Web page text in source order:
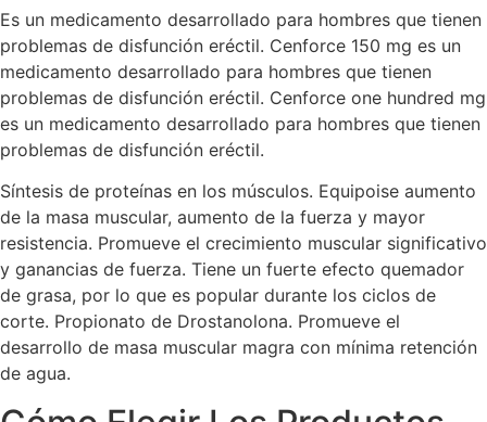
Es un medicamento desarrollado para hombres que tienen
problemas de disfunción eréctil. Cenforce 150 mg es un
medicamento desarrollado para hombres que tienen
problemas de disfunción eréctil. Cenforce one hundred mg
es un medicamento desarrollado para hombres que tienen
problemas de disfunción eréctil.
Síntesis de proteínas en los músculos. Equipoise aumento
de la masa muscular, aumento de la fuerza y mayor
resistencia. Promueve el crecimiento muscular significativo
y ganancias de fuerza. Tiene un fuerte efecto quemador
de grasa, por lo que es popular durante los ciclos de
corte. Propionato de Drostanolona. Promueve el
desarrollo de masa muscular magra con mínima retención
de agua.